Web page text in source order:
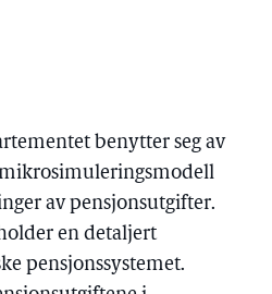
benytter seg av
av pensjonsutgifter.
en detaljert
pensjonssystemet.